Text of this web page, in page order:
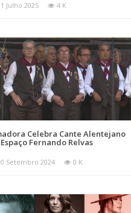
Julho 2025 4 K
Celebra Cante Alentejano
Fernando Relvas
Setembro 2024 0 K